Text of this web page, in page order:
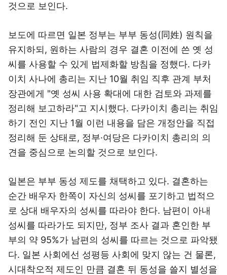
것으로 보인다.
보도에 따르면 일본 정부는 부부 동성(同姓) 원칙을
유지하되, 원하는 사람의 경우 결혼 이전에 쓴 옛 성
씨를 사용할 수 있게 법제화할 방침을 정했다. 다카
이치 사나에 총리는 지난 10월 취임 직후 관계 부처
장관에게 "옛 성씨 사용 확대에 대한 검토와 과제를
정리해 보고하라"고 지시했다. 다카이치 총리는 취임
하기 전인 지난 1월 이런 내용을 담은 개정안을 직접
정리해 둔 상태로, 정부·여당은 다카이치 총리의 의
견을 중심으로 논의할 것으로 보인다.
일본은 부부 동성 제도를 채택하고 있다. 결혼하는
순간 배우자 한쪽이 자신의 성씨를 포기하고 법적으
로 상대 배우자의 성씨를 따라야 한다. 남편이 아내
성씨를 따라가도 되지만, 정부 조사 결과 혼인한 부
부의 약 95%가 남편의 성씨를 따르는 것으로 파악됐
다. 일본 사회에선 성평등 사회에 맞지 않는 건 물론,
시대착오적 제도인 만큼 결혼 뒤 동성을 쓸지 별성을